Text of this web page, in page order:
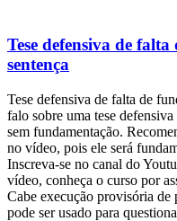
Tese defensiva de
sentença
Tese defensiva de falta de
falo sobre uma tese
sem fundamentação.
no vídeo, pois ele será
Inscreva-se no canal do
vídeo, conheça o curso por
Cabe execução provisória
pode ser usado para